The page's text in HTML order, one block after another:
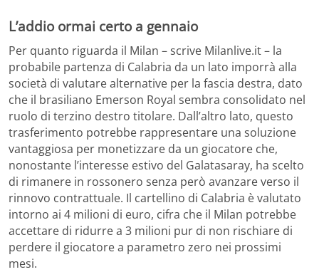
L’addio ormai certo a gennaio
Per quanto riguarda il Milan – scrive Milanlive.it – la
probabile partenza di Calabria da un lato imporrà alla
società di valutare alternative per la fascia destra, dato
che il brasiliano Emerson Royal sembra consolidato nel
ruolo di terzino destro titolare. Dall’altro lato, questo
trasferimento potrebbe rappresentare una soluzione
vantaggiosa per monetizzare da un giocatore che,
nonostante l’interesse estivo del Galatasaray, ha scelto
di rimanere in rossonero senza però avanzare verso il
rinnovo contrattuale. Il cartellino di Calabria è valutato
intorno ai 4 milioni di euro, cifra che il Milan potrebbe
accettare di ridurre a 3 milioni pur di non rischiare di
perdere il giocatore a parametro zero nei prossimi
mesi.